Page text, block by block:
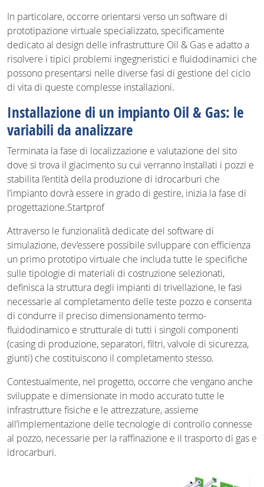
In particolare, occorre orientarsi verso un software di
prototipazione virtuale specializzato, specificamente
dedicato al design delle infrastrutture Oil & Gas e adatto a
risolvere i tipici problemi ingegneristici e fluidodinamici che
possono presentarsi nelle diverse fasi di gestione del ciclo
di vita di queste complesse installazioni.
Installazione di un impianto Oil & Gas: le
variabili da analizzare
Terminata la fase di localizzazione e valutazione del sito
dove si trova il giacimento su cui verranno installati i pozzi e
stabilita l’entità della produzione di idrocarburi che
l’impianto dovrà essere in grado di gestire, inizia la fase di
progettazione.Startprof
Attraverso le funzionalità dedicate del software di
simulazione, dev’essere possibile sviluppare con efficienza
un primo prototipo virtuale che includa tutte le specifiche
sulle tipologie di materiali di costruzione selezionati,
definisca la struttura degli impianti di trivellazione, le fasi
necessarie al completamento delle teste pozzo e consenta
di condurre il preciso dimensionamento termo-
fluidodinamico e strutturale di tutti i singoli componenti
(casing di produzione, separatori, filtri, valvole di sicurezza,
giunti) che costituiscono il completamento stesso.
Contestualmente, nel progetto, occorre che vengano anche
sviluppate e dimensionate in modo accurato tutte le
infrastrutture fisiche e le attrezzature, assieme
all’implementazione delle tecnologie di controllo connesse
al pozzo, necessarie per la raffinazione e il trasporto di gas e
idrocarburi.